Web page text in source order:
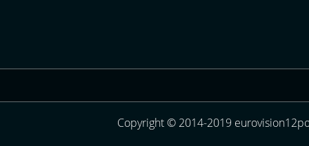
Copyright © 2014-2019